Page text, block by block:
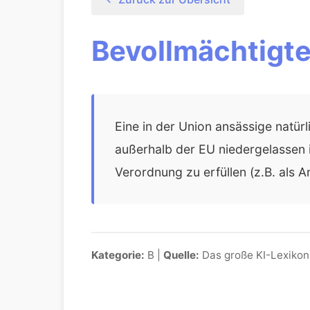
Eine in der Union ansässige
außerhalb der EU
Verordnung zu erfüllen (z.B. als
Kategorie: B | Quelle: Das große KI-